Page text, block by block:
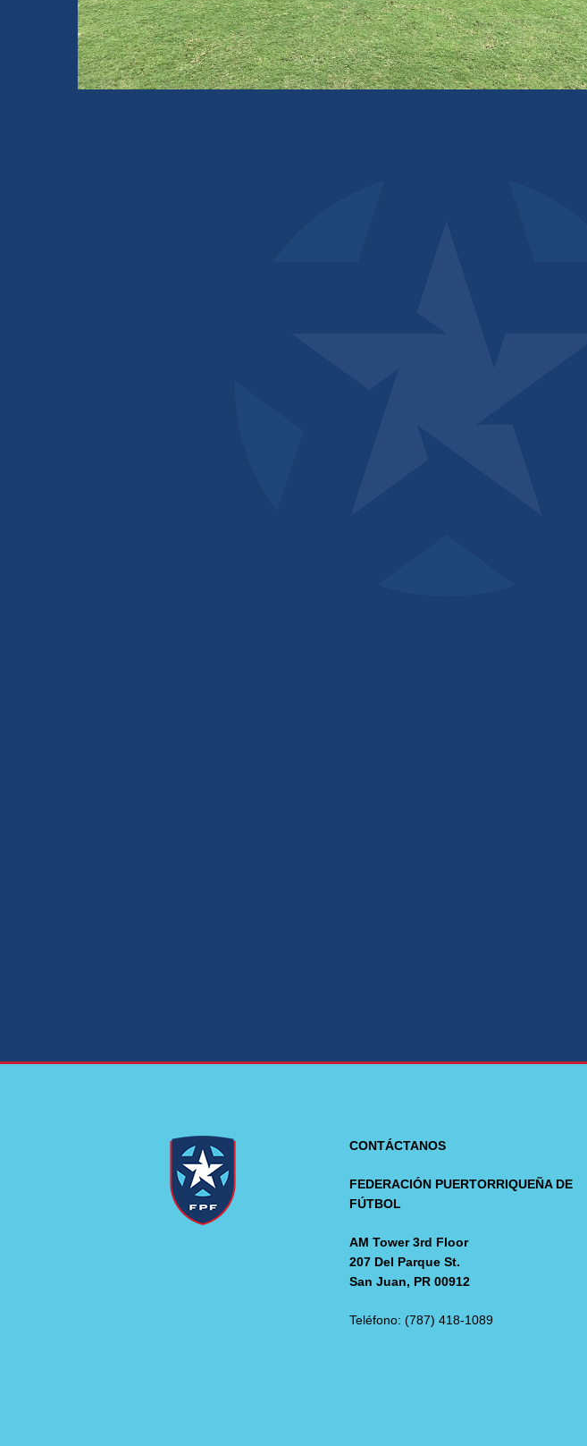
CONTÁCTANOS
FEDERACIÓN PUERTORRIQUEÑA DE
FÚTBOL
AM Tower 3rd Floor
207 Del Parque St.
San Juan, PR 00912
Teléfono: (787) 418-1089